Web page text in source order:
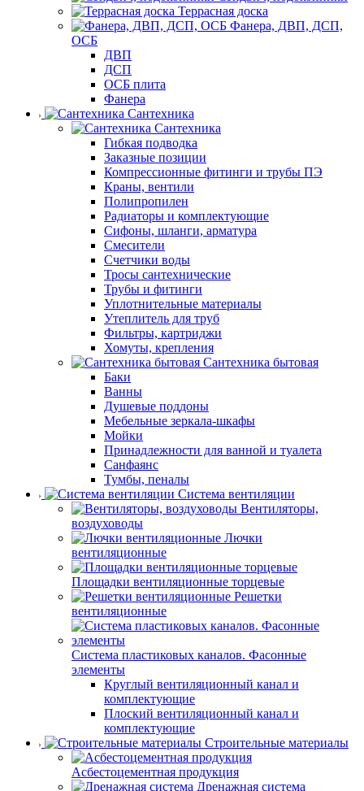
Террасная доска
Фанера, ДВП, ДСП,
ОСБ
ДВП
ДСП
ОСБ плита
Фанера
Сантехника
Сантехника
Гибкая подводка
Заказные позиции
Компрессионные фитинги и трубы ПЭ
Краны, вентили
Полипропилен
Радиаторы и комплектующие
Сифоны, шланги, арматура
Смесители
Счетчики воды
Тросы сантехнические
Трубы и фитинги
Уплотнительные материалы
Утеплитель для труб
Фильтры, картриджи
Хомуты, крепления
Сантехника бытовая
Баки
Ванны
Душевые поддоны
Мебельные зеркала-шкафы
Мойки
Принадлежности для ванной и туалета
Санфаянс
Тумбы, пеналы
Система вентиляции
Вентиляторы,
воздуховоды
Лючки
вентиляционные
Площадки вентиляционные торцевые
Решетки
вентиляционные
Система пластиковых каналов. Фасонные
элементы
Круглый вентиляционный канал и
комплектующие
Плоский вентиляционный канал и
комплектующие
Строительные материалы
Асбестоцементная продукция
Дренажная система